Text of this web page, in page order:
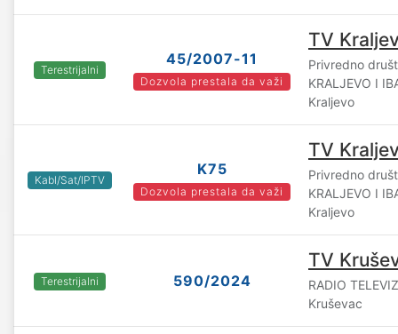
Terestrijalni
45/2007-11
Dozvola prestala da važi
TV
Privredno
KRALJEVO I
Kraljevo
Kabl/Sat/IPTV
K75
Dozvola prestala da važi
TV
Privredno
KRALJEVO I
Kraljevo
Terestrijalni 590/2024
TV
RADIO
Kruševac